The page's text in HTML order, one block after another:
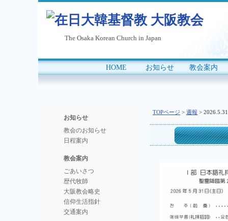
The Osaka Korean Church in Japan
HOME お知らせ 教会案内
TOPページ > 週報 >
お知らせ
教会のお知らせ
日程案内
教会案内
ごあいさつ
歴代牧師
大阪教会略史
信仰生活指針
交通案内